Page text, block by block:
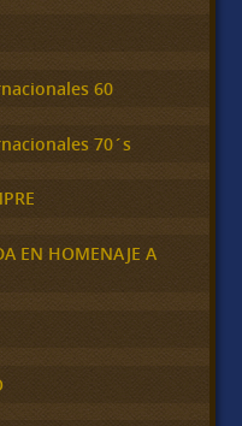
60
70´s
EN HOMENAJE A